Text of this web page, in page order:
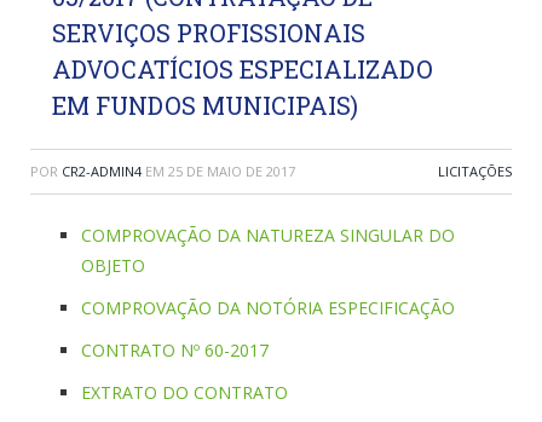
SERVIÇOS PROFISSIONAIS
ADVOCATÍCIOS ESPECIALIZADO
EM FUNDOS MUNICIPAIS)
POR CR2-ADMIN4 EM 25 DE MAIO DE 2017 LICITAÇÕES
COMPROVAÇÃO DA NATUREZA SINGULAR DO
OBJETO
COMPROVAÇÃO DA NOTÓRIA ESPECIFICAÇÃO
CONTRATO Nº 60-2017
EXTRATO DO CONTRATO